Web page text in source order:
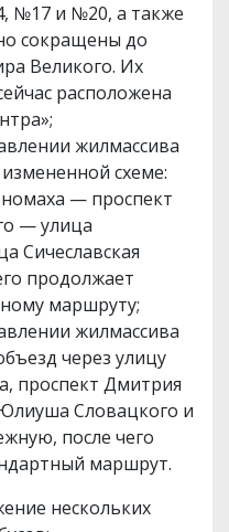
№17 и №20, а также
сокращены до
Великого. Их
расположена
жилмассива
схеме:
— проспект
— улица
Сичеславская
продолжает
маршруту;
жилмассива
через улицу
проспект Дмитрия
Словацкого и
после чего
маршрут.
нескольких